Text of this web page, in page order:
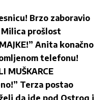
Brzo zaboravio
prošlost
Anita konačno
telefonu!
MUŠKARCE
Terza postao